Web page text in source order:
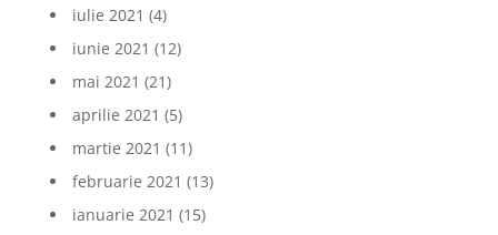
iulie 2021 (4)
iunie 2021 (12)
mai 2021 (21)
aprilie 2021 (5)
martie 2021 (11)
februarie 2021 (13)
ianuarie 2021 (15)